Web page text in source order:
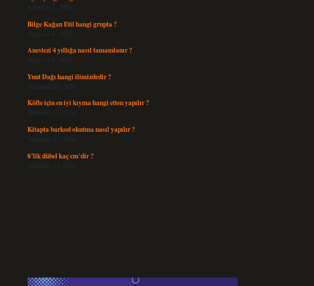
Ağustos 5, 2026
Bilge Kağan Etil hangi grupta ?
Ağustos 4, 2026
Anestezi 4 yıllığa nasıl tamamlanır ?
Ağustos 4, 2026
Yunt Dağı hangi ilimizdedir ?
Temmuz 29, 2026
Köfte için en iyi kıyma hangi etten yapılır ?
Temmuz 27, 2026
Kitapta barkod okutma nasıl yapılır ?
Temmuz 25, 2026
8’lik dübel kaç cm’dir ?
Temmuz 24, 2026